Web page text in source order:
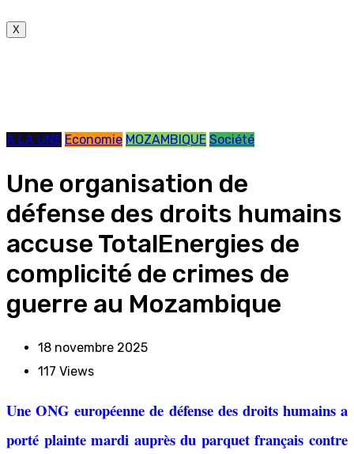
X
A LA UNE Economie MOZAMBIQUE Société
Une organisation de
défense des droits humains
accuse TotalEnergies de
complicité de crimes de
guerre au Mozambique
18 novembre 2025
117 Views
Une ONG européenne de défense des droits humains a
porté plainte mardi auprès du parquet français contre